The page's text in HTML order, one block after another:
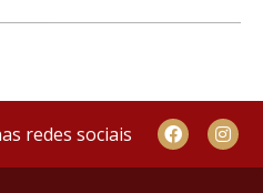
redes sociais